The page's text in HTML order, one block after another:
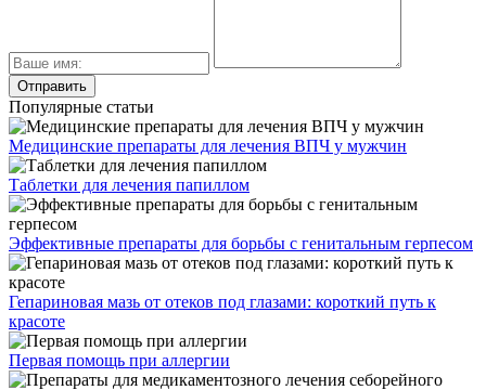
Популярные статьи
Медицинские препараты для лечения ВПЧ у мужчин
Таблетки для лечения папиллом
Эффективные препараты для борьбы с генитальным герпесом
Гепариновая мазь от отеков под глазами: короткий путь к
красоте
Первая помощь при аллергии